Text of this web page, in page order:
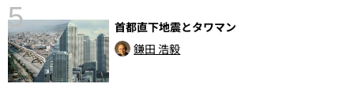
5
首都直下地震とタワマン
鎌田 浩毅